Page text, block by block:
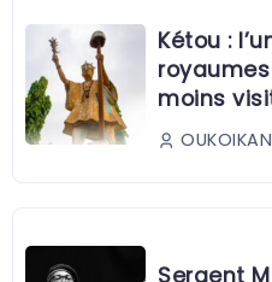
Kétou :
moins
OUKOIKAN